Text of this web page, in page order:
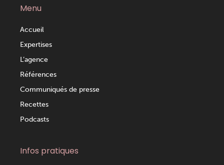
Menu
Accueil
Expertises
L’agence
Références
Communiqués de presse
Recettes
Podcasts
Infos pratiques